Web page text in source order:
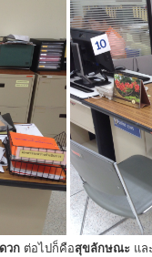
วกต่อไปก็คือสุขลักษณะ แล